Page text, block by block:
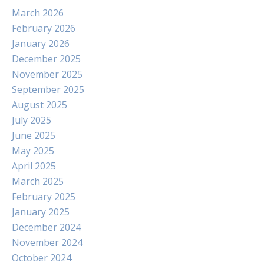
March 2026
February 2026
January 2026
December 2025
November 2025
September 2025
August 2025
July 2025
June 2025
May 2025
April 2025
March 2025
February 2025
January 2025
December 2024
November 2024
October 2024